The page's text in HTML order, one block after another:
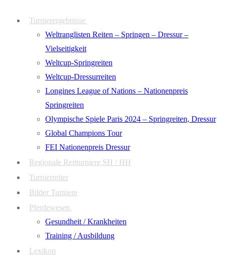
Turnierergebnisse
Weltranglisten Reiten – Springen – Dressur –
Vielseitigkeit
Weltcup-Springreiten
Weltcup-Dressurreiten
Longines League of Nations – Nationenpreis
Springreiten
Olympische Spiele Paris 2024 – Springreiten, Dressur
Global Champions Tour
FEI Nationenpreis Dressur
Regionale Reitturniere SH / HH
Turnierreiter
Bilder Turniere
Pferdewesen
Gesundheit / Krankheiten
Training / Ausbildung
Lexikon